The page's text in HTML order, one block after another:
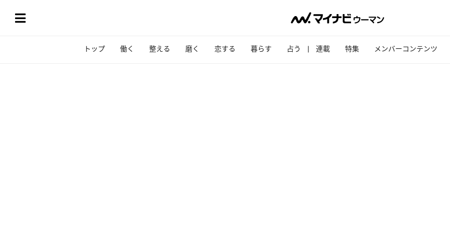
トップ 働く 整える 磨く 恋する 暮らす 占う 連載 特集 メンバーコンテンツ